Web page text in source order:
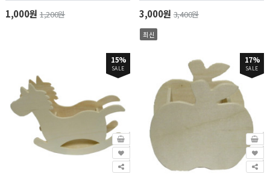
1,000원 1,200원 3,000원3,400원
최신
15%
SALE
17%
SALE